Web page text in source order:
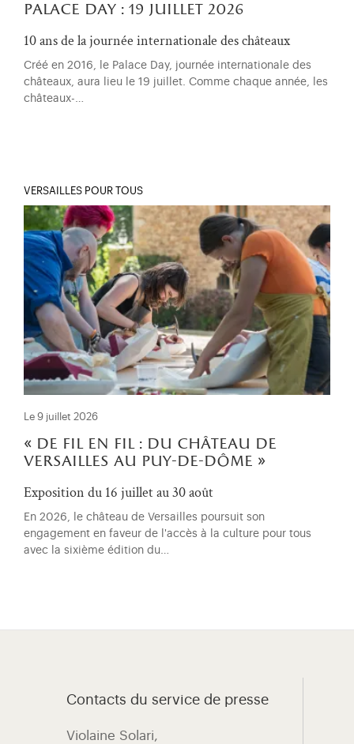
palace day : 19 juillet 2026
10 ans de la journée internationale des châteaux
Créé en 2016, le Palace Day, journée internationale des
châteaux, aura lieu le 19 juillet. Comme chaque année, les
châteaux-…
VERSAILLES POUR TOUS
Le 9 juillet 2026
« de fil en fil : du château de
versailles au puy-de-dôme »
Exposition du 16 juillet au 30 août
En 2026, le château de Versailles poursuit son
engagement en faveur de l'accès à la culture pour tous
avec la sixième édition du…
Contacts du service de presse
Violaine Solari, ​